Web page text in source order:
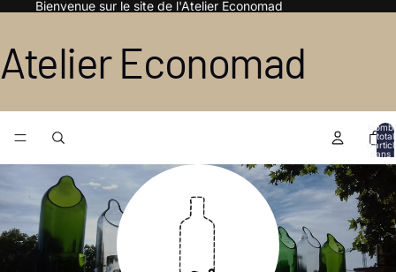
Bienvenue sur le site de l'Atelier Economad
Atelier Economad
total
dans